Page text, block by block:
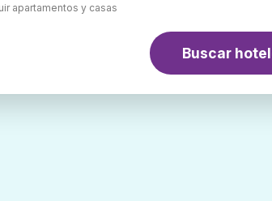
apartamentos y casas
Buscar